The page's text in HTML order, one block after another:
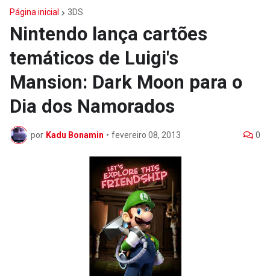
Página inicial 3DS
Nintendo lança cartões
temáticos de Luigi's
Mansion: Dark Moon para o
Dia dos Namorados
por Kadu Bonamin • fevereiro 08, 2013 0